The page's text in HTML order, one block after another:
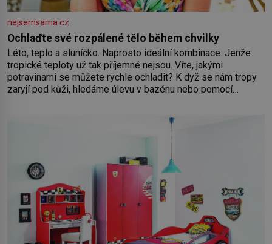
nejsemsama.cz
Ochlaďte své rozpálené tělo během chvilky
Léto, teplo a sluníčko. Naprosto ideální kombinace. Jenže
tropické teploty už tak příjemné nejsou. Víte, jakými
potravinami se můžete rychle ochladit? K dyž se nám tropy
zaryjí pod kůži, hledáme úlevu v bazénu nebo pomocí